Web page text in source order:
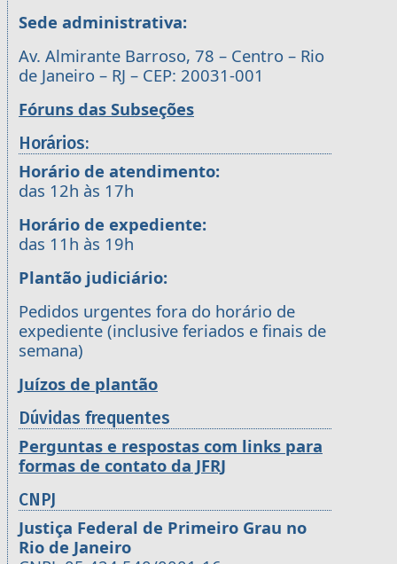
Sede administrativa:
Av. Almirante Barroso, 78 – Centro – Rio
de Janeiro – RJ – CEP: 20031-001
Fóruns das Subseções
Horários:
Horário de atendimento:
das 12h às 17h
Horário de expediente:
das 11h às 19h
Plantão judiciário:
Pedidos urgentes fora do horário de
expediente (inclusive feriados e finais de
semana)
Juízos de plantão
Dúvidas frequentes
Perguntas e respostas com links para
formas de contato da JFRJ
CNPJ
Justiça Federal de Primeiro Grau no
Rio de Janeiro